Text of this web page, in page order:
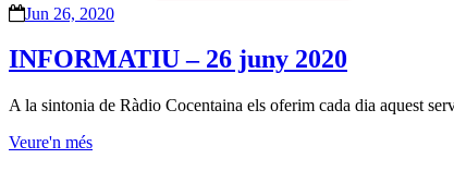
Jun 26, 2020
INFORMATIU – 26 juny 2020
A la sintonia de Ràdio Cocentaina els oferim cada dia aquest
Veure'n més